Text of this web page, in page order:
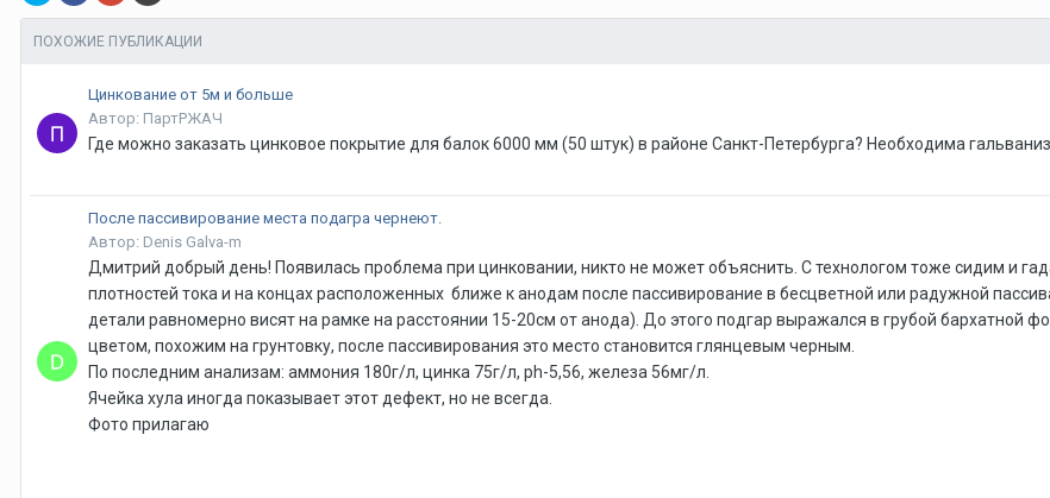
ПОХОЖИЕ ПУБЛИКАЦИИ
Цинкование от 5м и больше
Автор: ПартРЖАЧ
Где можно заказать цинковое покрытие для балок 6000 мм (50 штук) в районе Санкт-Петербурга? Необходима
После пассивирование места подагра чернеют.
Автор: Denis Galva-m
Дмитрий добрый день! Появилась проблема при цинковании, никто не может объяснить. С технологом тоже сидим и
плотностей тока и на концах расположенных ближе к анодам после пассивирование в бесцветной или радужной
детали равномерно висят на рамке на расстоянии 15-20см от анода). До этого подгар выражался в грубой бархатной
цветом, похожим на грунтовку, после пассивирования это место становится глянцевым черным.
По последним анализам: аммония 180г/л, цинка 75г/л, ph-5,56, железа 56мг/л.
Ячейка хула иногда показывает этот дефект, но не всегда.
Фото прилагаю